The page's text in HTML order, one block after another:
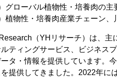
）グローバル植物性・培養肉の
植物性・培養肉産業チェーン
（YHリサーチ）は、主
ルティングサービス、ビジネス
タ・情報を提供しています。
を提供してきました。2022年に